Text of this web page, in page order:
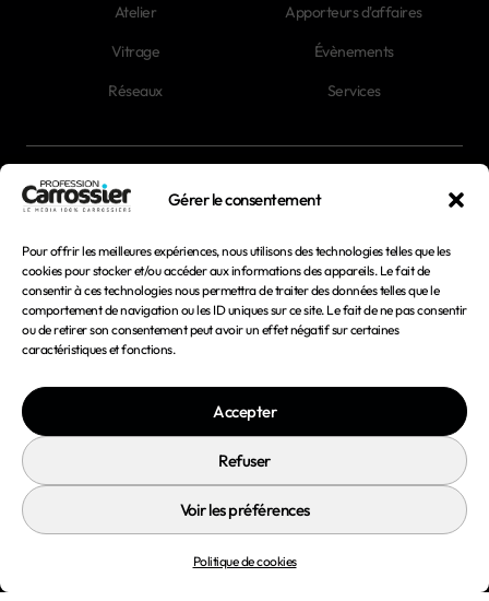
Gérer le consentement
Pour offrir les meilleures expériences, nous utilisons des technologies telles que les
cookies pour stocker et/ou accéder aux informations des appareils. Le fait de
consentir à ces technologies nous permettra de traiter des données telles que le
comportement de navigation ou les ID uniques sur ce site. Le fait de ne pas consentir
ou de retirer son consentement peut avoir un effet négatif sur certaines
caractéristiques et fonctions.
Accepter
Refuser
Voir les préférences
Politique de cookies
Atelier
Vitrage
Réseaux
Apporteurs d'affaires
Évènements
Services
Mentions légales
Conditions générales d'utilisation
Politique de confidentialité
Politique de cookies
© 2026 Profession Carrossier - Tous droits réservés